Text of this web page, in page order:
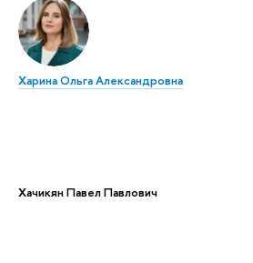
Харина Ольга Александровна
Хачикян Павел Павлович